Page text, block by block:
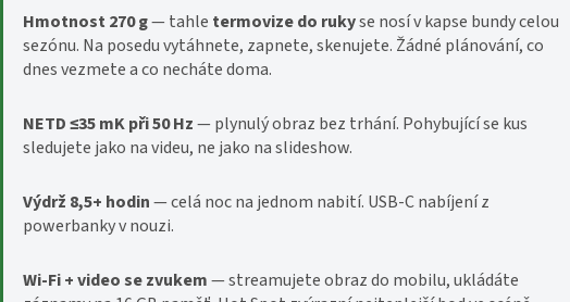
Hmotnost 270 g— tahle termovize do rukyse nosí v kapse bundy celou
sezónu. Na posedu vytáhnete, zapnete, skenujete. Žádné plánování, co
dnes vezmete a co necháte doma.
NETD ≤35 mK při 50 Hz— plynulý obraz bez trhání. Pohybující se kus
sledujete jako na videu, ne jako na slideshow.
Výdrž 8,5+ hodin— celá noc na jednom nabití. USB-C nabíjení z
powerbanky v nouzi.
Wi-Fi + video se zvukem— streamujete obraz do mobilu, ukládáte